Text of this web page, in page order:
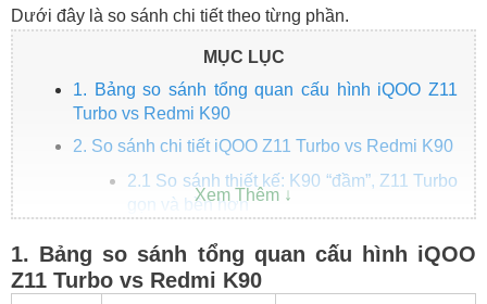
Dưới đây là so sánh chi tiết theo từng phần.
MỤC LỤC
1. Bảng so sánh tổng quan cấu hình iQOO Z11
Turbo vs Redmi K90
2. So sánh chi tiết iQOO Z11 Turbo vs Redmi K90
2.1 So sánh thiết kế: K90 “đầm”, Z11 Turbo
gọn và bền hơn
mượt hơn, K90 có Dolby Vision
2.3 So sánh hiệu năng: Chênh lệch không
1. Bảng so sánh tổng quan cấu hình iQOO
Z11 Turbo vs Redmi K90